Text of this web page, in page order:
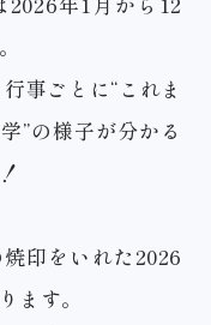
事ごとに“これま
”の様子が分かる
印をいれた2026
ます。